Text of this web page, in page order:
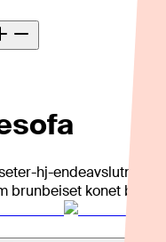
hj-endeavslutning
brunbeiset konet ben.